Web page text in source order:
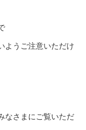
ようご注意いただけ
なさまにご覧いただ